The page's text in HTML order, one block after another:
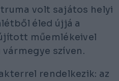
volt sajátos helyi
éled újjá a
műemlékeivel
szíven.
rendelkezik: az